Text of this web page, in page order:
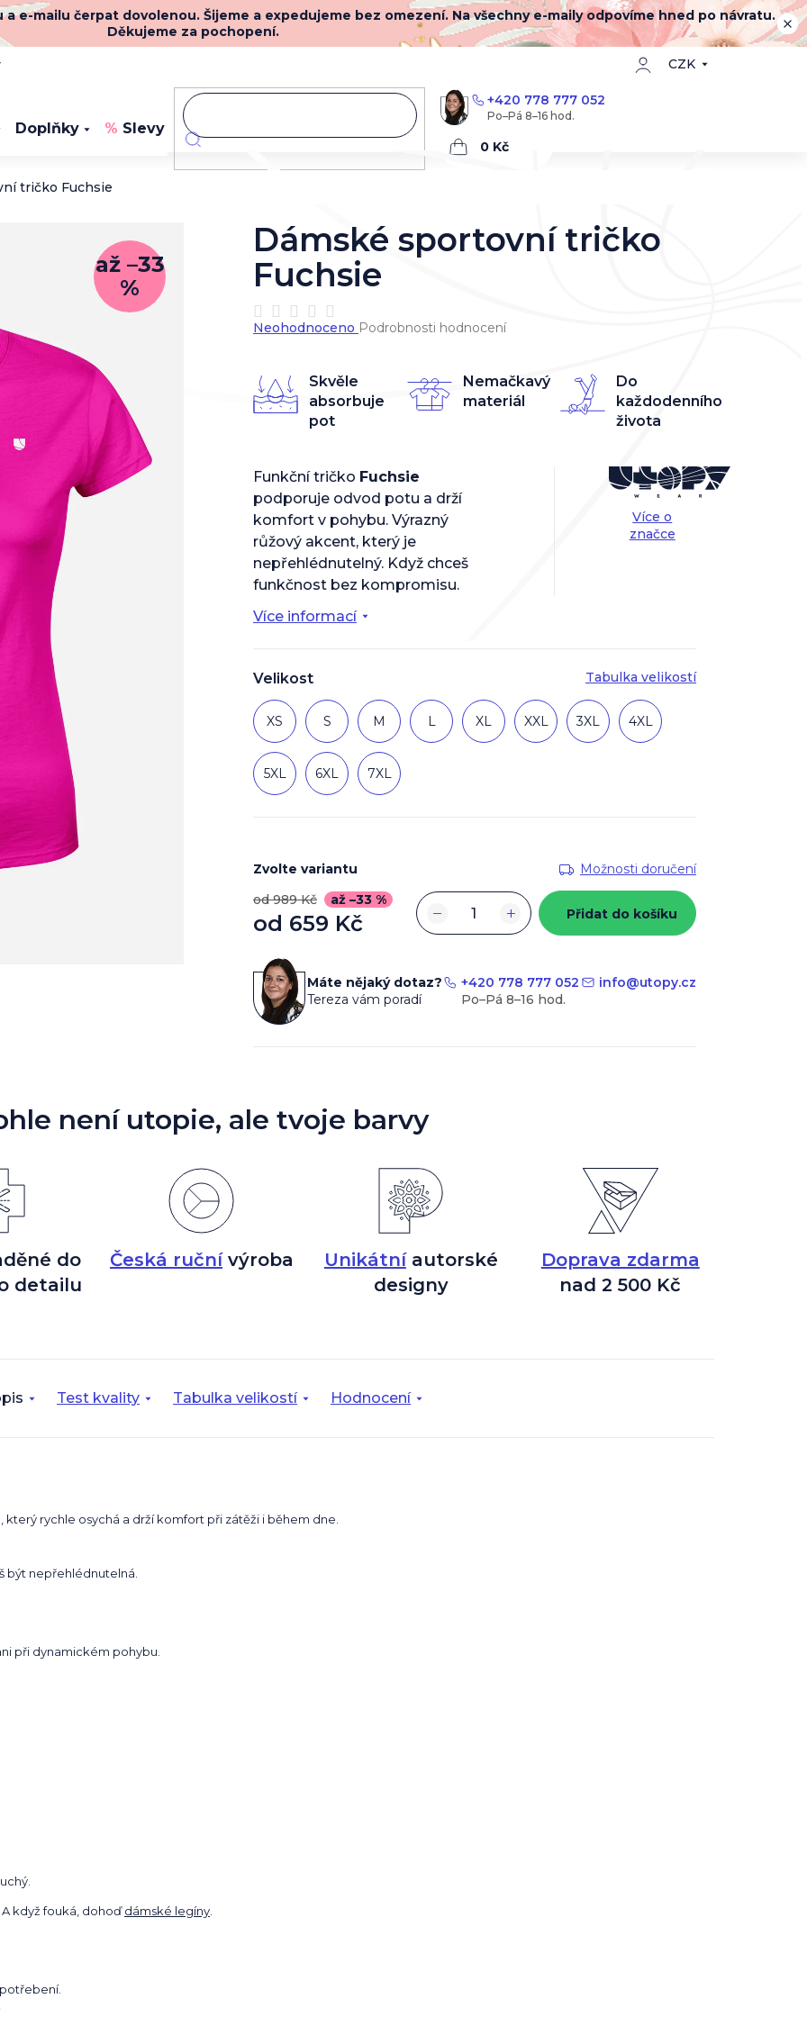
e-mailu čerpat dovolenou. Šijeme a expedujeme bez omezení. Na všechny e-maily odpovíme hned po návratu.
Děkujeme za pochopení.
CZK
+420 778 777 052
Nákupní
Doplňky Slevy Novinky
tričko Fuchsie
až –33
%
Velikost Tabulka velikostí
XS S M L XL XXL 3XL 4XL
5XL 6XL 7XL
Více informací
Funkční tričko Fuchsie
podporuje odvod potu a drží
komfort v pohybu. Výrazný
růžový akcent, který je
nepřehlédnutelný. Když chceš
funkčnost bez kompromisu.
Více o
značce
Skvěle
absorbuje
pot
Nemačkavý
materiál
Do
každodenního
života
Zvolte variantu
Možnosti doručení
od 989 Kč
až –33 %
od 659 Kč
cena:
+
− Přidat do košíku
Dámské sportovní tričko
Fuchsie
Průměrné
hodnocení
0,0
z
Neohodnoceno Podrobnosti hodnocení
Máte nějaký dotaz?
Tereza vám poradí
+420 778 777 052 info@utopy.cz
není utopie, ale tvoje barvy
do
detailu
Česká ručnívýroba Unikátníautorské
designy
Doprava zdarma
nad 2 500 Kč
Test kvality Tabulka velikostí Hodnocení
rychle osychá a drží komfort při zátěži i během dne.
být nepřehlédnutelná.
při dynamickém pohybu.
A když fouká, dohoďdámské legíny